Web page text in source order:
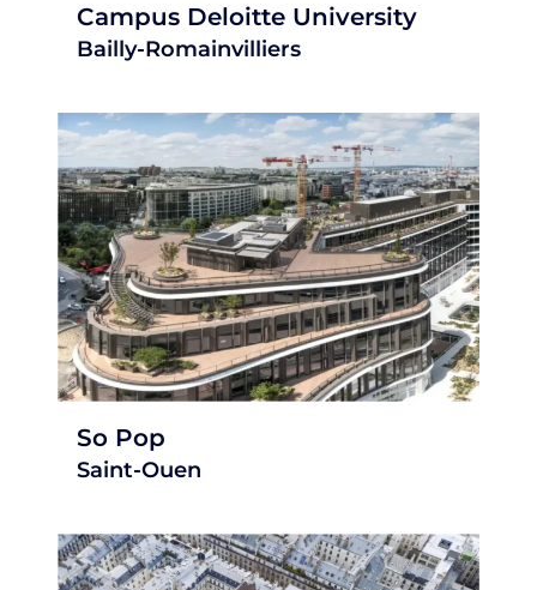
Campus Deloitte University
Bailly-Romainvilliers
So Pop
Saint-Ouen